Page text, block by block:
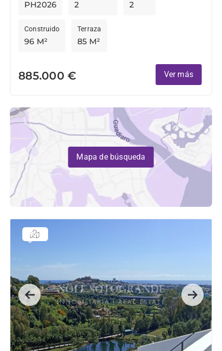
PH2026
2 2
96 M²
Construido
85 M²
Terraza
885.000 € Ver más
Mapa de búsqueda
Previous Next